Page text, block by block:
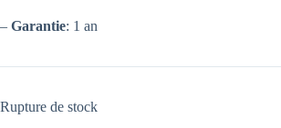
– Garantie: 1 an
Rupture de stock